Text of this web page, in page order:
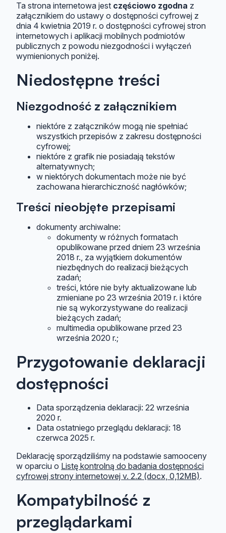
Ta strona internetowa jest częściowo zgodna z
załącznikiem do ustawy o dostępności cyfrowej z
dnia 4 kwietnia 2019 r. o dostępności cyfrowej stron
internetowych i aplikacji mobilnych podmiotów
publicznych z powodu niezgodności i wyłączeń
wymienionych poniżej.
Niedostępne treści
Niezgodność z załącznikiem
niektóre z załączników mogą nie spełniać
wszystkich przepisów z zakresu dostępności
cyfrowej;
niektóre z grafik nie posiadają tekstów
alternatywnych;
w niektórych dokumentach może nie być
zachowana hierarchiczność nagłówków;
Treści nieobjęte przepisami
dokumenty archiwalne:
dokumenty w różnych formatach
opublikowane przed dniem 23 września
2018 r., za wyjątkiem dokumentów
niezbędnych do realizacji bieżących
zadań;
treści, które nie były aktualizowane lub
zmieniane po 23 września 2019 r. i które
nie są wykorzystywane do realizacji
bieżących zadań;
multimedia opublikowane przed 23
września 2020 r.;
Przygotowanie deklaracji
dostępności
Data sporządzenia deklaracji: 22 września
2020 r.
Data ostatniego przeglądu deklaracji: 18
czerwca 2025 r.
Deklarację sporządziliśmy na podstawie samooceny
w oparciu o Listę kontrolną do badania dostępności
cyfrowej strony internetowej v. 2.2 (docx, 0,12MB).
Kompatybilność z
przeglądarkami